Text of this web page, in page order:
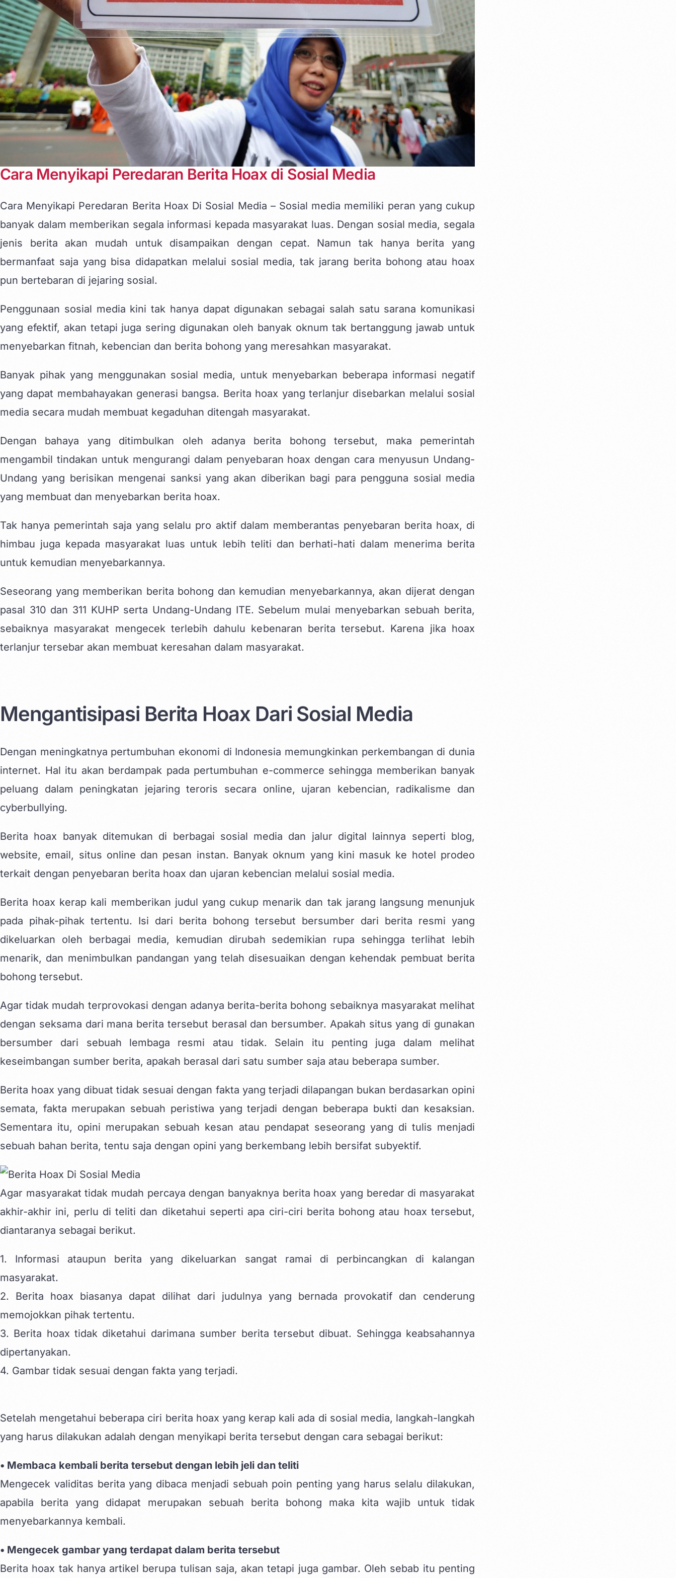
Cara Menyikapi Peredaran Berita Hoax di Sosial Media
Cara Menyikapi Peredaran Berita Hoax Di Sosial Media – Sosial media memiliki peran yang cukup
banyak dalam memberikan segala informasi kepada masyarakat luas. Dengan sosial media, segala
jenis berita akan mudah untuk disampaikan dengan cepat. Namun tak hanya berita yang
bermanfaat saja yang bisa didapatkan melalui sosial media, tak jarang berita bohong atau hoax
pun bertebaran di jejaring sosial.
Penggunaan sosial media kini tak hanya dapat digunakan sebagai salah satu sarana komunikasi
yang efektif, akan tetapi juga sering digunakan oleh banyak oknum tak bertanggung jawab untuk
menyebarkan fitnah, kebencian dan berita bohong yang meresahkan masyarakat.
Banyak pihak yang menggunakan sosial media, untuk menyebarkan beberapa informasi negatif
yang dapat membahayakan generasi bangsa. Berita hoax yang terlanjur disebarkan melalui sosial
media secara mudah membuat kegaduhan ditengah masyarakat.
Dengan bahaya yang ditimbulkan oleh adanya berita bohong tersebut, maka pemerintah
mengambil tindakan untuk mengurangi dalam penyebaran hoax dengan cara menyusun Undang-
Undang yang berisikan mengenai sanksi yang akan diberikan bagi para pengguna sosial media
yang membuat dan menyebarkan berita hoax.
Tak hanya pemerintah saja yang selalu pro aktif dalam memberantas penyebaran berita hoax, di
himbau juga kepada masyarakat luas untuk lebih teliti dan berhati-hati dalam menerima berita
untuk kemudian menyebarkannya.
Seseorang yang memberikan berita bohong dan kemudian menyebarkannya, akan dijerat dengan
pasal 310 dan 311 KUHP serta Undang-Undang ITE. Sebelum mulai menyebarkan sebuah berita,
sebaiknya masyarakat mengecek terlebih dahulu kebenaran berita tersebut. Karena jika hoax
terlanjur tersebar akan membuat keresahan dalam masyarakat.
Mengantisipasi Berita Hoax Dari Sosial Media
Dengan meningkatnya pertumbuhan ekonomi di Indonesia memungkinkan perkembangan di dunia
internet. Hal itu akan berdampak pada pertumbuhan e-commerce sehingga memberikan banyak
peluang dalam peningkatan jejaring teroris secara online, ujaran kebencian, radikalisme dan
cyberbullying.
Berita hoax banyak ditemukan di berbagai sosial media dan jalur digital lainnya seperti blog,
website, email, situs online dan pesan instan. Banyak oknum yang kini masuk ke hotel prodeo
terkait dengan penyebaran berita hoax dan ujaran kebencian melalui sosial media.
Berita hoax kerap kali memberikan judul yang cukup menarik dan tak jarang langsung menunjuk
pada pihak-pihak tertentu. Isi dari berita bohong tersebut bersumber dari berita resmi yang
dikeluarkan oleh berbagai media, kemudian dirubah sedemikian rupa sehingga terlihat lebih
menarik, dan menimbulkan pandangan yang telah disesuaikan dengan kehendak pembuat berita
bohong tersebut.
Agar tidak mudah terprovokasi dengan adanya berita-berita bohong sebaiknya masyarakat melihat
dengan seksama dari mana berita tersebut berasal dan bersumber. Apakah situs yang di gunakan
bersumber dari sebuah lembaga resmi atau tidak. Selain itu penting juga dalam melihat
keseimbangan sumber berita, apakah berasal dari satu sumber saja atau beberapa sumber.
Berita hoax yang dibuat tidak sesuai dengan fakta yang terjadi dilapangan bukan berdasarkan opini
semata, fakta merupakan sebuah peristiwa yang terjadi dengan beberapa bukti dan kesaksian.
Sementara itu, opini merupakan sebuah kesan atau pendapat seseorang yang di tulis menjadi
sebuah bahan berita, tentu saja dengan opini yang berkembang lebih bersifat subyektif.
Agar masyarakat tidak mudah percaya dengan banyaknya berita hoax yang beredar di masyarakat
akhir-akhir ini, perlu di teliti dan diketahui seperti apa ciri-ciri berita bohong atau hoax tersebut,
diantaranya sebagai berikut.
1. Informasi ataupun berita yang dikeluarkan sangat ramai di perbincangkan di kalangan
masyarakat.
2. Berita hoax biasanya dapat dilihat dari judulnya yang bernada provokatif dan cenderung
memojokkan pihak tertentu.
3. Berita hoax tidak diketahui darimana sumber berita tersebut dibuat. Sehingga keabsahannya
dipertanyakan.
4. Gambar tidak sesuai dengan fakta yang terjadi.
Setelah mengetahui beberapa ciri berita hoax yang kerap kali ada di sosial media, langkah-langkah
yang harus dilakukan adalah dengan menyikapi berita tersebut dengan cara sebagai berikut:
• Membaca kembali berita tersebut dengan lebih jeli dan teliti
Mengecek validitas berita yang dibaca menjadi sebuah poin penting yang harus selalu dilakukan,
apabila berita yang didapat merupakan sebuah berita bohong maka kita wajib untuk tidak
menyebarkannya kembali.
• Mengecek gambar yang terdapat dalam berita tersebut
Berita hoax tak hanya artikel berupa tulisan saja, akan tetapi juga gambar. Oleh sebab itu penting